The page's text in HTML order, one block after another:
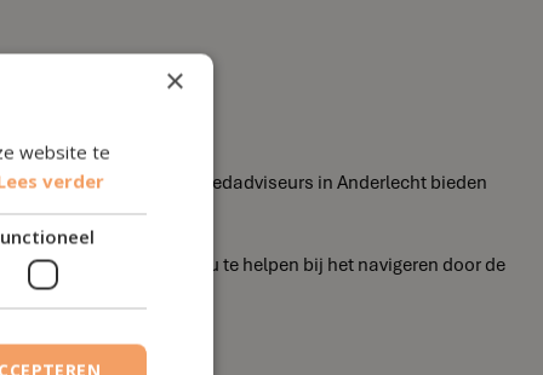
onze vastgoedadviseurs in Anderlecht bieden
staan klaar om u te helpen bij het navigeren door de
×
website te
verder